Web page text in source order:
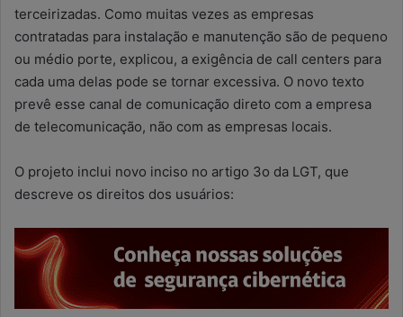
terceirizadas. Como muitas vezes as empresas
contratadas para instalação e manutenção são de pequeno
ou médio porte, explicou, a exigência de call centers para
cada uma delas pode se tornar excessiva. O novo texto
prevê esse canal de comunicação direto com a empresa
de telecomunicação, não com as empresas locais.
O projeto inclui novo inciso no artigo 3o da LGT, que
descreve os direitos dos usuários: